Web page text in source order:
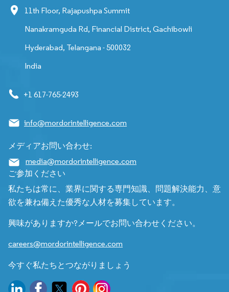
11th Floor, Rajapushpa Summit
Nanakramguda Rd, Financial District, Gachibowli
Hyderabad, Telangana - 500032
India
+1 617-765-2493
info@mordorintelligence.com
メディアお問い合わせ:
media@mordorintelligence.com
ご参加ください
私たちは常に、業界に関する専門知識、問題解決能力、意
欲を兼ね備えた優秀な人材を募集しています。
興味がありますか?メールでお問い合わせください。
careers@mordorintelligence.com
今すぐ私たちとつながりましょう